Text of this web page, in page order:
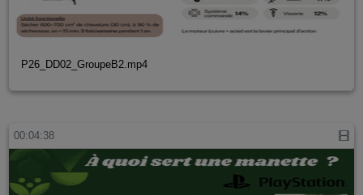
P26_DD02_GroupeB2.mp4
00:04:38